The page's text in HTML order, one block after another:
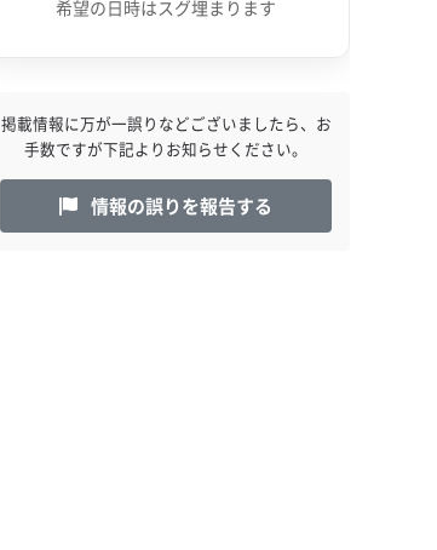
希望の日時はスグ埋まります
掲載情報に万が一誤りなどございましたら、お
手数ですが下記よりお知らせください。
情報の誤りを報告する